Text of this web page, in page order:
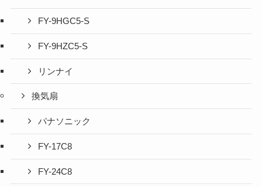
FY-9HGC5-S
FY-9HZC5-S
リンナイ
換気扇
パナソニック
FY-17C8
FY-24C8